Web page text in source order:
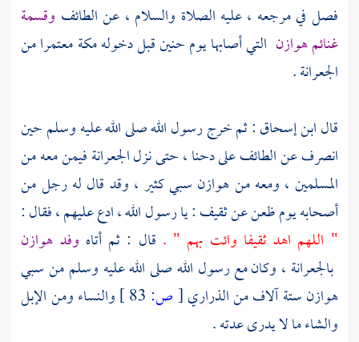
فصل في مرجعه ، عليه الصلاة والسلام ، عنالطائف وقسمة
غنائمهوازن التي أصابها يوم حنين قبل دخولهمكةمعتمرا من
الجعرانة .
قالابن إسحاق :ثم خرج رسول الله صلى الله عليه وسلم حين
انصرف عنالطائفعلى دحنا ، حتى نزلالجعرانةفيمن معه من
المسلمين ، ومعه منهوازن سبي كثير ، وقد قال له رجل من
أصحابه يوم ظعن عن ثقيف : يا رسول الله ، ادع عليهم ، فقال :
" اللهم اهدثقيفا وائت بهم " . قال : ثم أتاه وفد هوازن
بالجعرانة ، وكان مع رسول الله صلى الله عليه وسلم من سبي
هوازنستة آلاف من الذراري[ص:
والنساء ومن الإبل
والشاء ما لا يدرى عدته .